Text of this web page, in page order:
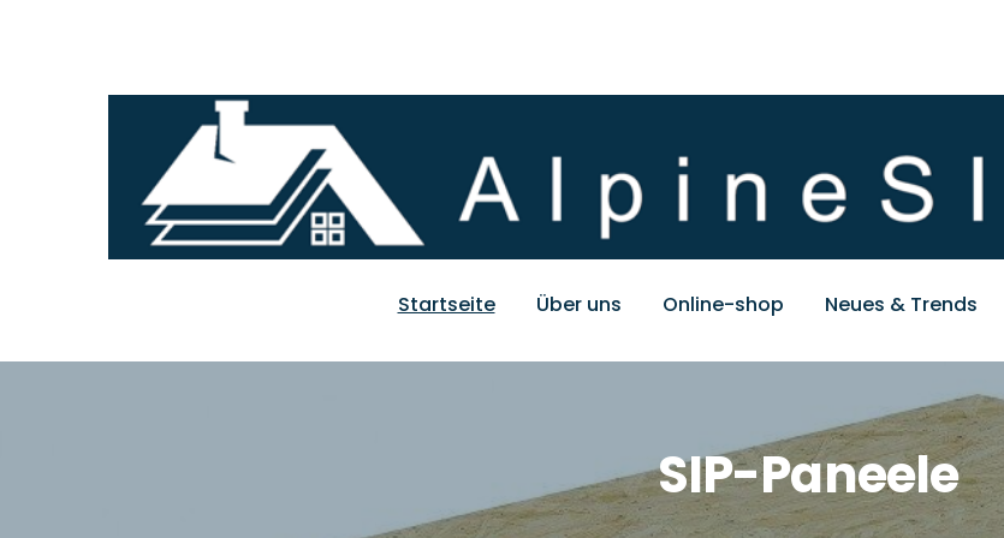
Startseite Über uns Online-shop Neues & Trends
SIP-Paneele